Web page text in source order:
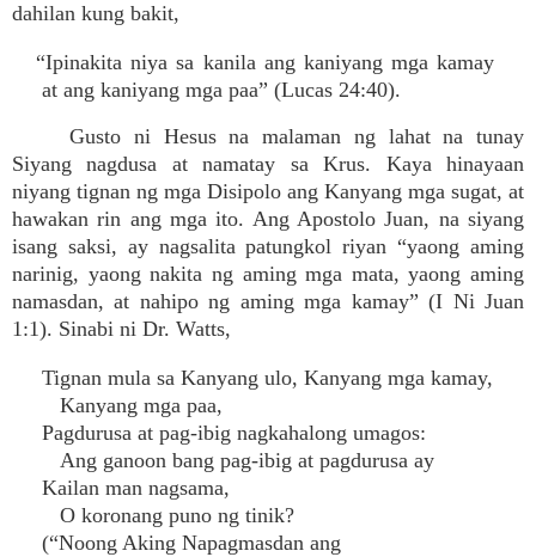
dahilan kung bakit,
“Ipinakita niya sa kanila ang kaniyang mga kamay
at ang kaniyang mga paa” (Lucas 24:40).
Gusto ni Hesus na malaman ng lahat na tunay
Siyang nagdusa at namatay sa Krus. Kaya hinayaan
niyang tignan ng mga Disipolo ang Kanyang mga sugat, at
hawakan rin ang mga ito. Ang Apostolo Juan, na siyang
isang saksi, ay nagsalita patungkol riyan “yaong aming
narinig, yaong nakita ng aming mga mata, yaong aming
namasdan, at nahipo ng aming mga kamay” (I Ni Juan
1:1). Sinabi ni Dr. Watts,
Tignan mula sa Kanyang ulo, Kanyang mga kamay,
Kanyang mga paa,
Pagdurusa at pag-ibig nagkahalong umagos:
Ang ganoon bang pag-ibig at pagdurusa ay
Kailan man nagsama,
O koronang puno ng tinik?
(“Noong Aking Napagmasdan ang